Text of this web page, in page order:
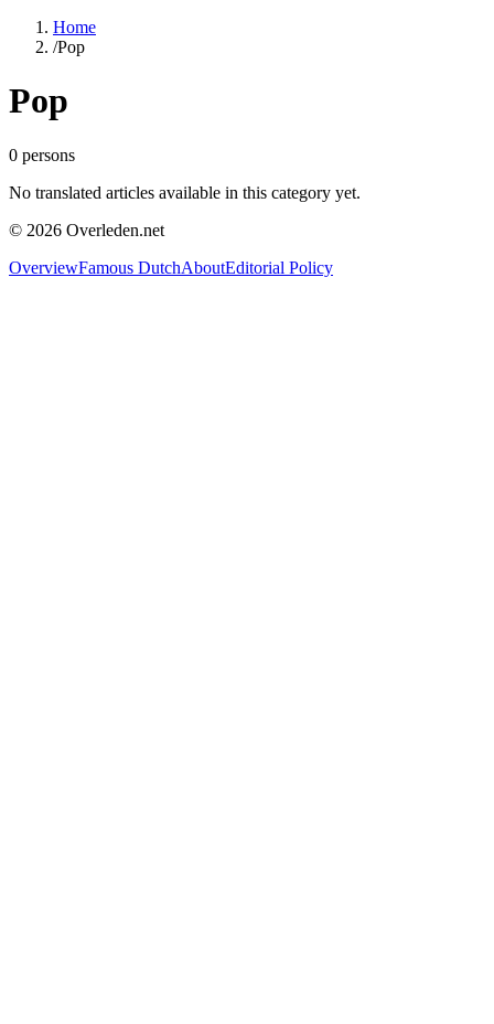
Home
/Pop
Pop
0 persons
No translated articles available in this category yet.
© 2026 Overleden.net
OverviewFamous DutchAboutEditorial Policy